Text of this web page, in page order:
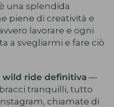
una splendida
piene di creatività e
lavorare e ogni
a svegliarmi e fare ciò
wild ride definitiva —
tranquilli, tutto
chiamate di